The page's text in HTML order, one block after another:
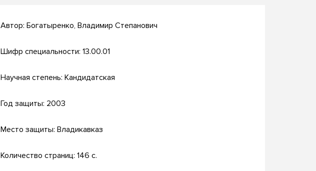
Автор: Богатыренко, Владимир Степанович
Шифр специальности: 13.00.01
Научная степень: Кандидатская
Год защиты: 2003
Место защиты: Владикавказ
Количество страниц: 146 с.